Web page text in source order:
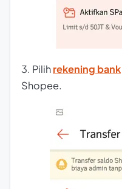
3. Pilihrekening bank
Shopee.